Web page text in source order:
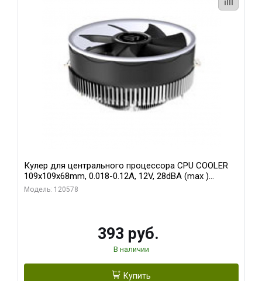
Кулер для центрального процессора CPU COOLER
109x109x68mm, 0.018-0.12A, 12V, 28dBA (max )
+/-10%
Модель: 120578
393 руб.
В наличии
Купить